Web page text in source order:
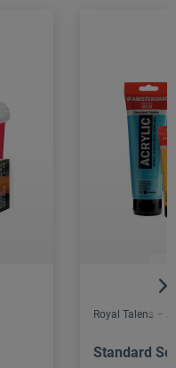
Royal Talens –
Standard